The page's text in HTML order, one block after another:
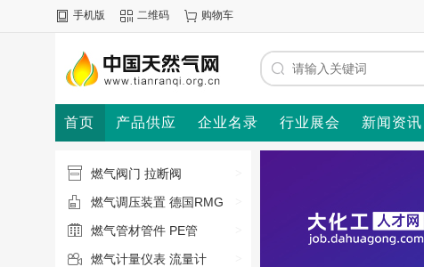
手机版 二维码 购物车
首页 产品供应 企业名录 行业展会 新闻资讯
燃气阀门 拉断阀
燃气调压装置 德国RMG
燃气管材管件 PE管
燃气计量仪表 流量计